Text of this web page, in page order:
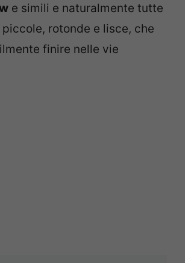
e simili e naturalmente tutte
piccole, rotonde e lisce, che
finire nelle vie